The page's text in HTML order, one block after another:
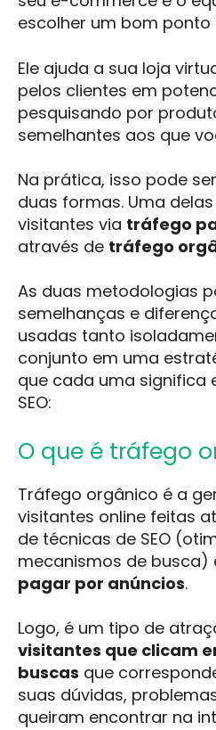
escolher um bom
Ele ajuda a sua loja
pelos clientes em
pesquisando por
semelhantes aos que
Na prática, isso pode
duas formas. Uma
visitantes via tráfego
através de tráfego
As duas metodologias
semelhanças e
usadas tanto
conjunto em uma
que cada uma significa
SEO:
O que é tráfego
Tráfego orgânico é a
visitantes online feitas
de técnicas de SEO
mecanismos de busca)
pagar por anúncios.
Logo, é um tipo de
visitantes que clicam
buscas que
suas dúvidas,
queiram encontrar na